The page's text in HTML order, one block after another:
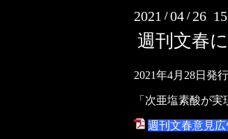
2021 /04 / 26
週刊文春
2021年4月28日
「次亜塩素酸が実
週刊文春意見広